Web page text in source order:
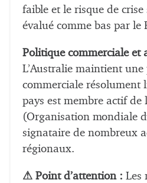
faible et le risque de crise
évalué comme bas par le
Politique commerciale et
L’Australie maintient
commerciale résolument
pays est membre actif de
(Organisation mondiale
signataire de nombreux
régionaux.
⚠ Point d’attention : Les